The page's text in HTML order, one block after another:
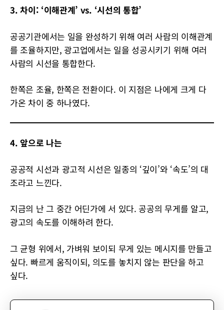
3. 차이: ‘이해관계’ vs. ‘시선의 통합’
공공기관에서는 일을 완성하기 위해 여러 사람의 이해관계
를 조율하지만, 광고업에서는 일을 성공시키기 위해 여러
사람의 시선을 통합한다.
한쪽은 조율, 한쪽은 전환이다. 이 지점은 나에게 크게 다
가온 차이 중 하나였다.
4. 앞으로 나는
공공적 시선과 광고적 시선은 일종의 ‘깊이’와 ‘속도’의 대
조라고 느낀다.
지금의 난 그 중간 어딘가에 서 있다. 공공의 무게를 알고,
광고의 속도를 이해하려 한다.
그 균형 위에서, 가벼워 보이되 무게 있는 메시지를 만들고
싶다. 빠르게 움직이되, 의도를 놓치지 않는 판단을 하고
싶다.